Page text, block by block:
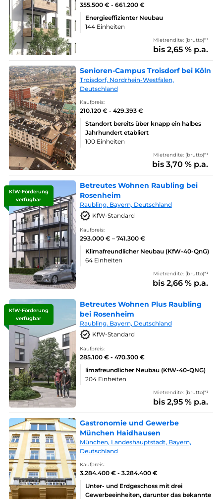
355.500 € - 661.200 €
Energieeffizienter Neubau
144 Einheiten
Mietrendite: (brutto)*¹
bis 2,65 % p.a.
Senioren-Campus Troisdorf bei Köln
Troisdorf, Nordrhein-Westfalen,
Deutschland
Kaufpreis:
210.120 € - 429.393 €
Standort bereits über knapp ein halbes
Jahrhundert etabliert
100 Einheiten
Mietrendite: (brutto)*¹
bis 3,70 % p.a.
KfW-Förderung
verfügbar
Betreutes Wohnen Raubling bei
Rosenheim
Raubling. Bayern, Deutschland
KfW-Standard
Kaufpreis:
293.000 € – 741.300 €
Klimafreundlicher Neubau (KfW-40-QnG)
64 Einheiten
Mietrendite: (brutto)*¹
bis 2,66 % p.a.
KfW-Förderung
verfügbar
Betreutes Wohnen Plus Raubling
bei Rosenheim
Raubling. Bayern, Deutschland
KfW-Standard
Kaufpreis:
285.100 € - 470.300 €
limafreundlicher Neubau (KfW-40-QNG)
204 Einheiten
Mietrendite: (brutto)*¹
bis 2,95 % p.a.
Gastronomie und Gewerbe
München Haidhausen
München, Landeshauptstadt, Bayern,
Deutschland
Kaufpreis:
3.284.400 € - 3.284.400 €
Unter- und Erdgeschoss mit drei
Gewerbeeinheiten, darunter das bekannte